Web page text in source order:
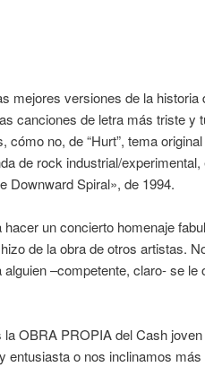
mejores versiones de la historia
canciones de letra más triste y
no, de “Hurt”, tema
de rock industrial/experimental,
Downward Spiral», de 1994.
un concierto homenaje
de la obra de otros artistas.
–competente, claro- se le
OBRA PROPIA del Cash
entusiasta o nos inclinamos